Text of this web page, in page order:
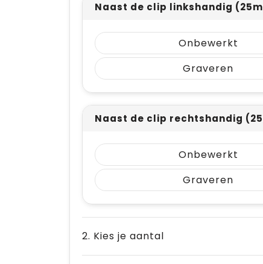
Naast de clip linkshandig
Onbewerkt
Graveren
Naast de clip rechtshandig
Onbewerkt
Graveren
2. Kies je aantal